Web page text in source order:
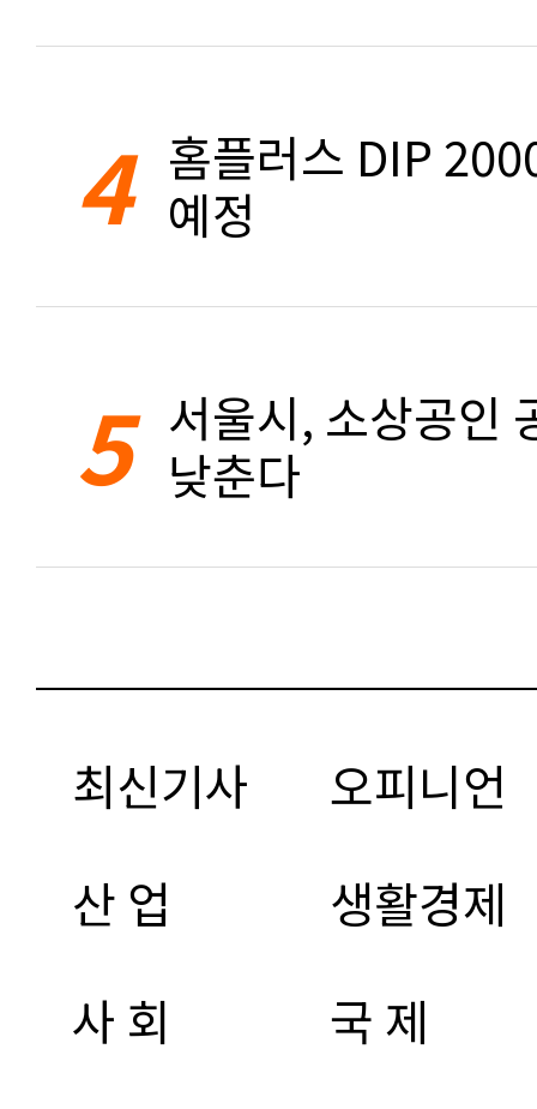
4 홈플러스 DIP
예정
5 서울시, 소상공인
낮춘다
최신기사
오피니언
산 업
생활경제
사 회
국 제